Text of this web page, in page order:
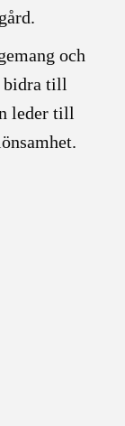
och
bidra till
leder till